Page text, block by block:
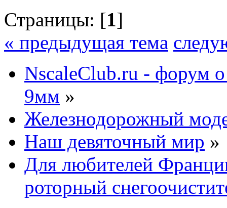
Страницы: [1]
« предыдущая тема
NscaleClub.ru - форум
9мм »
Железнодорожный
Наш девяточный мир »
Для любителей
роторный